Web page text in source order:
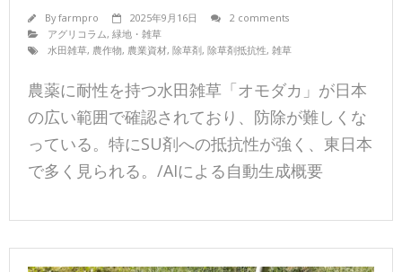
Byfarmpro 2025年9月16日
2 comments
アグリコラム, 緑地・雑草
水田雑草, 農作物, 農業資材, 除草剤, 除草剤抵抗性, 雑草
農薬に耐性を持つ水田雑草「オモダカ」が日本
の広い範囲で確認されており、防除が難しくな
っている。特にSU剤への抵抗性が強く、東日本
で多く見られる。/AIによる自動生成概要